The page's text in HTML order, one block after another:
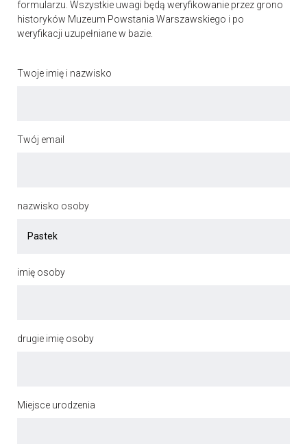
formularzu. Wszystkie uwagi będą weryfikowanie przez grono
historyków Muzeum Powstania Warszawskiego i po
weryfikacji uzupełniane w bazie.
Twoje imię i nazwisko
Twój email
nazwisko osoby
imię osoby
drugie imię osoby
Miejsce urodzenia